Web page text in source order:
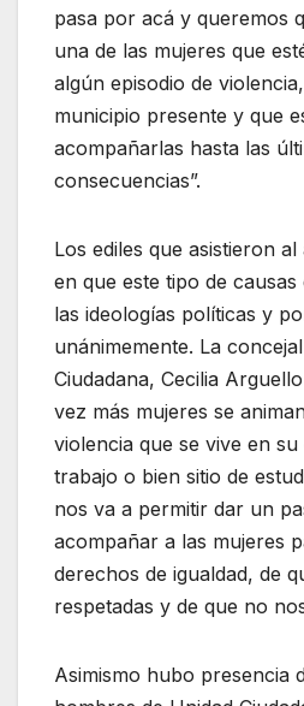
pasa por acá y queremos
una de las mujeres que
algún episodio de
municipio presente y que
acompañarlas hasta las
consecuencias”.
Los ediles que asistieron
en que este tipo de
las ideologías políticas y
unánimemente. La
Ciudadana, Cecilia
vez más mujeres se
violencia que se vive en
trabajo o bien sitio de
nos va a permitir dar un
acompañar a las mujeres
derechos de igualdad, de
respetadas y de que no
Asimismo hubo presencia